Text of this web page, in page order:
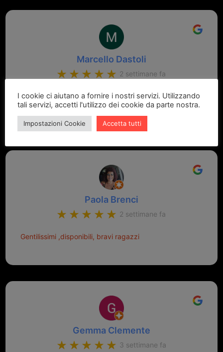
Marcello Dastoli
2 settimane fa
GRANDE PROFESSIONALITA' E DISPONIBILITA' - UN
VERO PUNTO DI RIFERIMENTO PER LA ZONA
Paola Brenci
2 settimane fa
Gentilissimi ,disponibili, bravi ragazzi
Gemma Clemente
3 settimane fa
I cookie ci aiutano a fornire i nostri servizi. Utilizzando
tali servizi, accetti l'utilizzo dei cookie da parte nostra.
Impostazioni Cookie Accetta tutti